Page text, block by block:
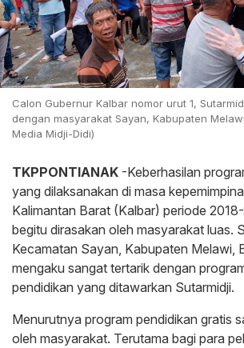
Calon Gubernur Kalbar nomor urut 1,
dengan masyarakat Sayan, Kabupaten
Media Midji-Didi)
TKPPONTIANAK -Keberhasilan
yang dilaksanakan di masa
Kalimantan Barat (Kalbar) periode
begitu dirasakan oleh masyarakat luas.
Kecamatan Sayan, Kabupaten Melawi,
mengaku sangat tertarik dengan
pendidikan yang ditawarkan Sutarmidji.
Menurutnya program pendidikan gratis
oleh masyarakat. Terutama bagi para